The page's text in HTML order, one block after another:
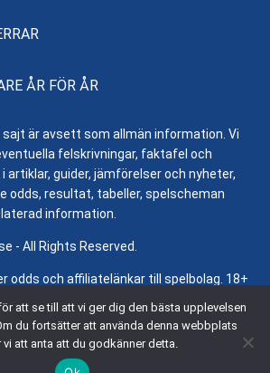
ÅR FÖR ÅR
sajt är avsett som allmän information. Vi
felskrivningar, faktafel och
artiklar, guider, jämförelser och nyheter,
odds, resultat, tabeller, spelscheman
information.
- All Rights Reserved.
odds och affiliatelänkar till spelbolag. 18+
spelande.
att se till att vi ger dig den bästa upplevelsen
du fortsätter att använda denna webbplats
vi att anta att du godkänner detta.